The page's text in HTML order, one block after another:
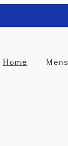
Home Mens